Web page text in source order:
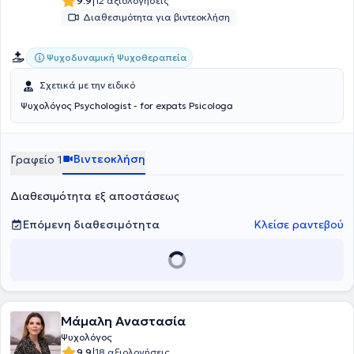
Διαθεσιμότητα για βιντεοκλήση
Ψυχοδυναμική Ψυχοθεραπεία
Σχετικά με την ειδικό
Ψυχολόγος Psychologist - for expats Psicologa
Γραφείο 1 Βιντεοκλήση
Διαθεσιμότητα εξ αποστάσεως
Επόμενη διαθεσιμότητα
Κλείσε ραντεβού
Μάμαλη Αναστασία
Ψυχολόγος